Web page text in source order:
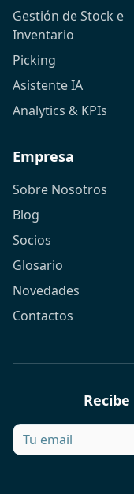
Gestión de Stock e
Inventario
Picking
Asistente IA
Analytics & KPIs
Empresa
Sobre Nosotros
Blog
Socios
Glosario
Novedades
Contactos